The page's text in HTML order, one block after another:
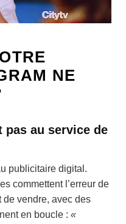
NE
pas au service de
publicitaire digital.
commettent l’erreur de
vendre, avec des
en boucle : «